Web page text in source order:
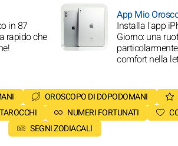
in 87
rapido che
App Mio
Installa l'app
Giorno: una
comfort nella
OROSCOPO DI DOPODOMANI
NUMERI FORTUNATI
SEGNI ZODIACALI